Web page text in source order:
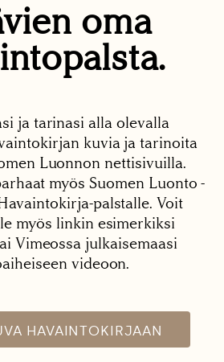
oma
ja tarinasi alla olevalla
kuvia ja tarinoita
Luonnon nettisivuilla.
myös Suomen Luonto -
palstalle. Voit
myös linkin esimerkiksi
Vimeossa julkaisemaasi
videoon.
HAVAINTOKIRJAAN